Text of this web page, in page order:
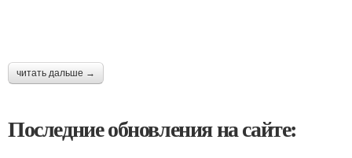
читать дальше →
Последние обновления на сайте: